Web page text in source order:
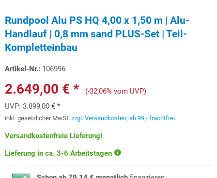
Rundpool Alu PS HQ 4,00 x 1,50 m | Alu-
Handlauf | 0,8 mm sand PLUS-Set | Teil-
Kompletteinbau
Artikel-Nr.: 106996
2.649,00 € *
(-32,06% vom UVP)
UVP: 3.899,00 € *
inkl. gesetzlicher MwSt. zzgl. Versandkosten; ab 99,- frachtfrei
Versandkostenfreie Lieferung!
Lieferung in ca. 3-6 Arbeitstagen